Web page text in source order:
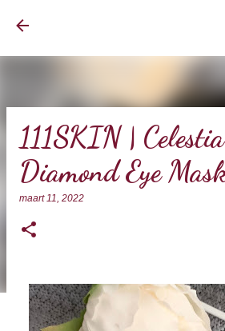
111SKIN |
Diamond Eye
maart 11, 2022